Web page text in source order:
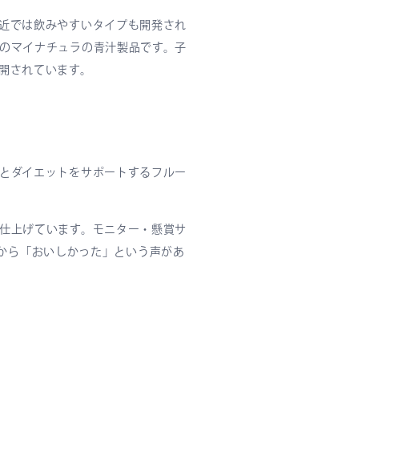
では飲みやすいタイプも開発され
マイナチュラの青汁製品です。子
れています。
ダイエットをサポートするフルー
上げています。モニター・懸賞サ
「おいしかった」という声があ